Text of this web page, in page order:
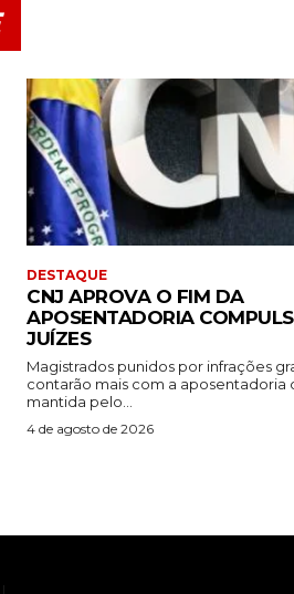
DESTAQUE
CNJ APROVA O FIM DA
APOSENTADORIA
JUÍZES
Magistrados punidos por infrações
contarão mais com a aposentadoria
mantida pelo...
4 de agosto de 2026